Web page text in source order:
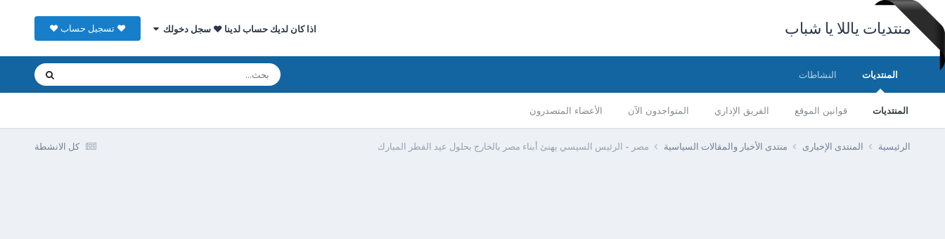
منتديات ياللا يا شباب اذا كان لديك حساب لدينا ♥ سجل دخولك ♥ تسجيل حساب ♥
المنتديات
المنتديات قوانين الموقع الفريق الإداري المتواجدون الآن الأعضاء المتصدرون
النشاطات
كل الانشطة الرئيسية المنتدى الإخبارى منتدى الأخبار والمقالات السياسية مصر - الرئيس السيسي يهنئ أبناء مصر بالخارج بحلول عيد الفطر المبارك